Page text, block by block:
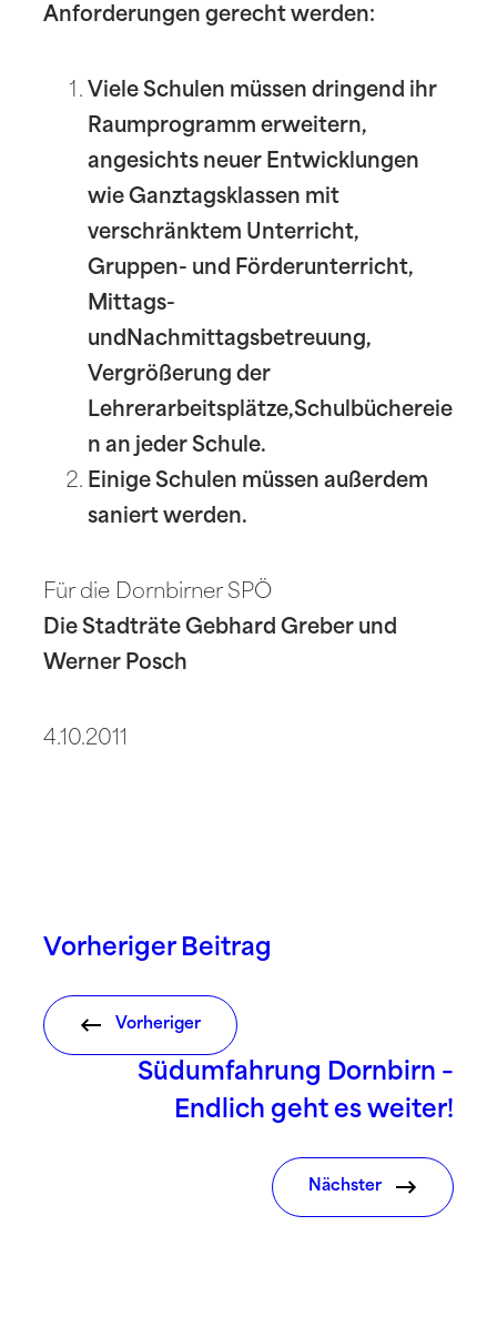
Anforderungen gerecht werden:
Viele Schulen müssen dringend ihr
Raumprogramm erweitern,
angesichts neuer Entwicklungen
wie Ganztagsklassen mit
verschränktem Unterricht,
Gruppen- und Förderunterricht,
Mittags-
undNachmittagsbetreuung,
Vergrößerung der
Lehrerarbeitsplätze,Schulbüchereie
n an jeder Schule.
Einige Schulen müssen außerdem
saniert werden.
Für die Dornbirner SPÖ
Die Stadträte Gebhard Greber und
Werner Posch
4.10.2011
Vorheriger Beitrag
Vorheriger
Südumfahrung Dornbirn –
Endlich geht es weiter!
Nächster